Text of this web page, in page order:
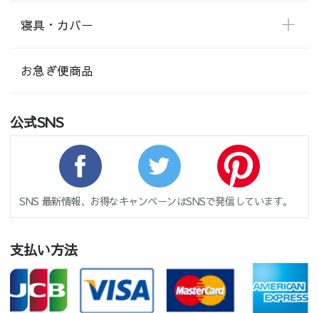
寝具・カバー
お急ぎ便商品
公式SNS
SNS 最新情報、お得なキャンペーンはSNSで発信しています。
支払い方法